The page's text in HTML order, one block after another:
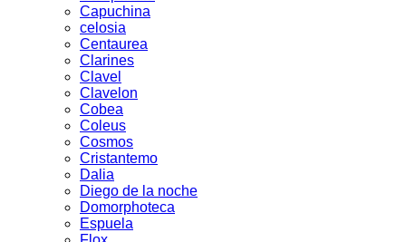
Capuchina
celosia
Centaurea
Clarines
Clavel
Clavelon
Cobea
Coleus
Cosmos
Cristantemo
Dalia
Diego de la noche
Domorphoteca
Espuela